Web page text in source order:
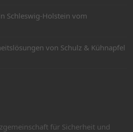
Schleswig-Holstein vom
von Schulz & Kühnapfel
für Sicherheit und